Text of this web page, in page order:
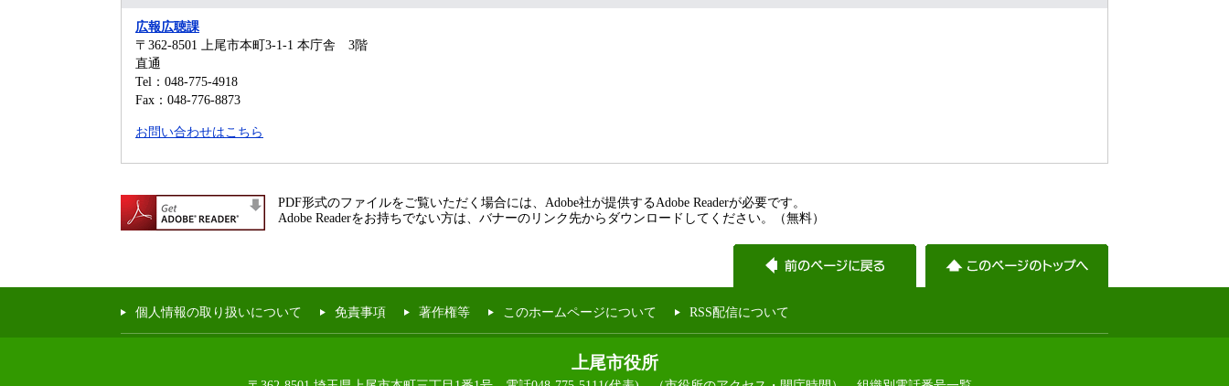
広報広聴課
〒362-8501
上尾市本町3-1-1 本庁舎 3階
直通
Tel：048-775-4918
Fax：048-776-8873
お問い合わせはこちら
PDF形式のファイルをご覧いただく場合には、Adobe社が提供するAdobe Readerが必要です。
Adobe Readerをお持ちでない方は、バナーのリンク先からダウンロードしてください。（無料）
個人情報の取り扱いについて 免責事項 著作権等 このホームページについて RSS配信について
上尾市役所